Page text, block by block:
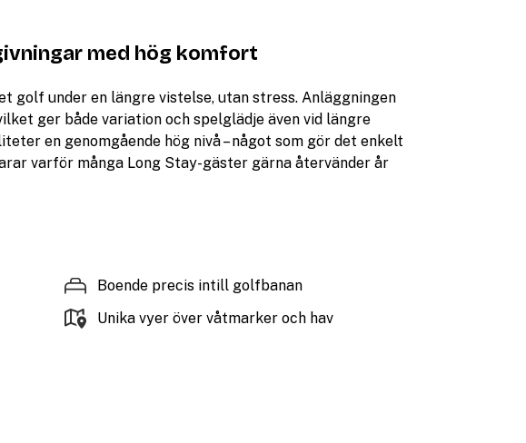
med hög komfort
golf under en längre vistelse, utan stress. Anläggningen
ger både variation och spelglädje även vid längre
en genomgående hög nivå – något som gör det enkelt
varför många Long Stay-gäster gärna återvänder år
Boende precis intill golfbanan
Unika vyer över våtmarker och hav